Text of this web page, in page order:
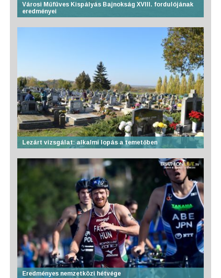
Városi Műfüves Kispályás Bajnokság XVIII. fordulójának
eredményei
Lezárt vizsgálat: alkalmi lopás a temetőben
Eredményes nemzetközi hétvége